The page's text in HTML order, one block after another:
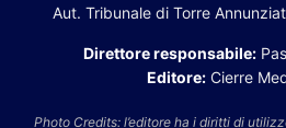
Aut. Tribunale di Torre
Direttore responsabile:
Editore: Cierre
Photo Credits: l’editore ha i diritti di